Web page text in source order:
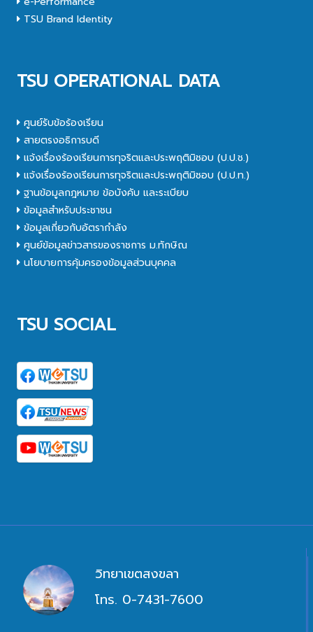
TSU Brand Identity
TSU OPERATIONAL DATA
ศูนย์รับข้อร้องเรียน
สายตรงอธิการบดี
แจ้งเรื่องร้องเรียนการทุจริตและประพฤติมิชอบ (ป.ป.ช.)
แจ้งเรื่องร้องเรียนการทุจริตและประพฤติมิชอบ (ป.ป.ท.)
ฐานข้อมูลกฎหมาย ข้อบังคับ และระเบียบ
ข้อมูลสำหรับประชาชน
ข้อมูลเกี่ยวกับอัตรากำลัง
ศูนย์ข้อมูลข่าวสารของราชการ ม.ทักษิณ
นโยบายการคุ้มครองข้อมูลส่วนบุคคล
TSU SOCIAL
วิทยาเขตสงขลา
โทร. 0-7431-7600